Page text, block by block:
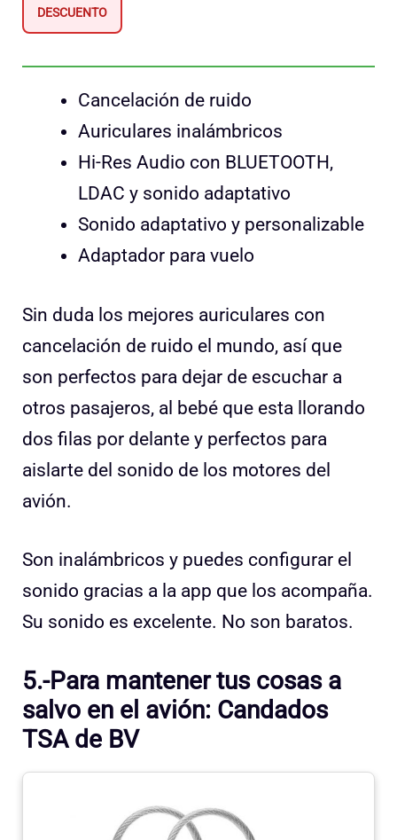
DESCUENTO
Cancelación de ruido
Auriculares inalámbricos
Hi-Res Audio con BLUETOOTH,
LDAC y sonido adaptativo
Sonido adaptativo y personalizable
Adaptador para vuelo
Sin duda los mejores auriculares con
cancelación de ruido el mundo, así que
son perfectos para dejar de escuchar a
otros pasajeros, al bebé que esta llorando
dos filas por delante y perfectos para
aislarte del sonido de los motores del
avión.
Son inalámbricos y puedes configurar el
sonido gracias a la app que los acompaña.
Su sonido es excelente. No son baratos.
5.-Para mantener tus cosas a
salvo en el avión: Candados
TSA de BV